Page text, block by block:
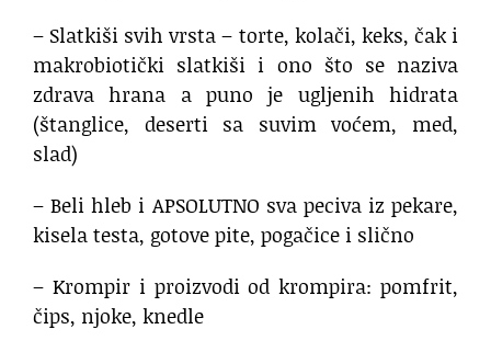
– Slatkiši svih vrsta – torte, kolači, keks, čak i
makrobiotički slatkiši i ono što se naziva
zdrava hrana a puno je ugljenih hidrata
(štanglice, deserti sa suvim voćem, med,
slad)
– Beli hleb i APSOLUTNO sva peciva iz pekare,
kisela testa, gotove pite, pogačice i slično
– Krompir i proizvodi od krompira: pomfrit,
čips, njoke, knedle